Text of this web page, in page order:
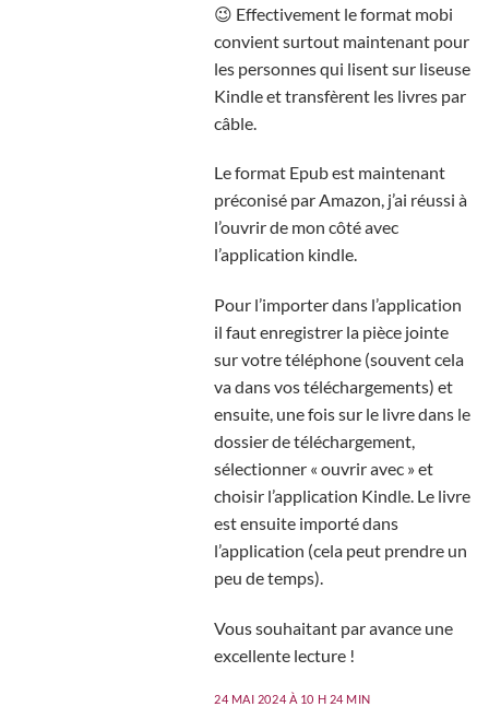
😉 Effectivement le format mobi
convient surtout maintenant pour
les personnes qui lisent sur liseuse
Kindle et transfèrent les livres par
câble.
Le format Epub est maintenant
préconisé par Amazon, j’ai réussi à
l’ouvrir de mon côté avec
l’application kindle.
Pour l’importer dans l’application
il faut enregistrer la pièce jointe
sur votre téléphone (souvent cela
va dans vos téléchargements) et
ensuite, une fois sur le livre dans le
dossier de téléchargement,
sélectionner « ouvrir avec » et
choisir l’application Kindle. Le livre
est ensuite importé dans
l’application (cela peut prendre un
peu de temps).
Vous souhaitant par avance une
excellente lecture !
24 MAI 2024 À 10 H 24 MIN